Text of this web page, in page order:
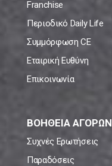
Franchise
Περιοδικό Daily Life
Συμμόρφωση CE
Εταιρική Ευθύνη
Επικοινωνία
ΒΟΗΘΕΙΑ ΑΓΟΡΩΝ
Συχνές Ερωτήσεις
Παραδόσεις